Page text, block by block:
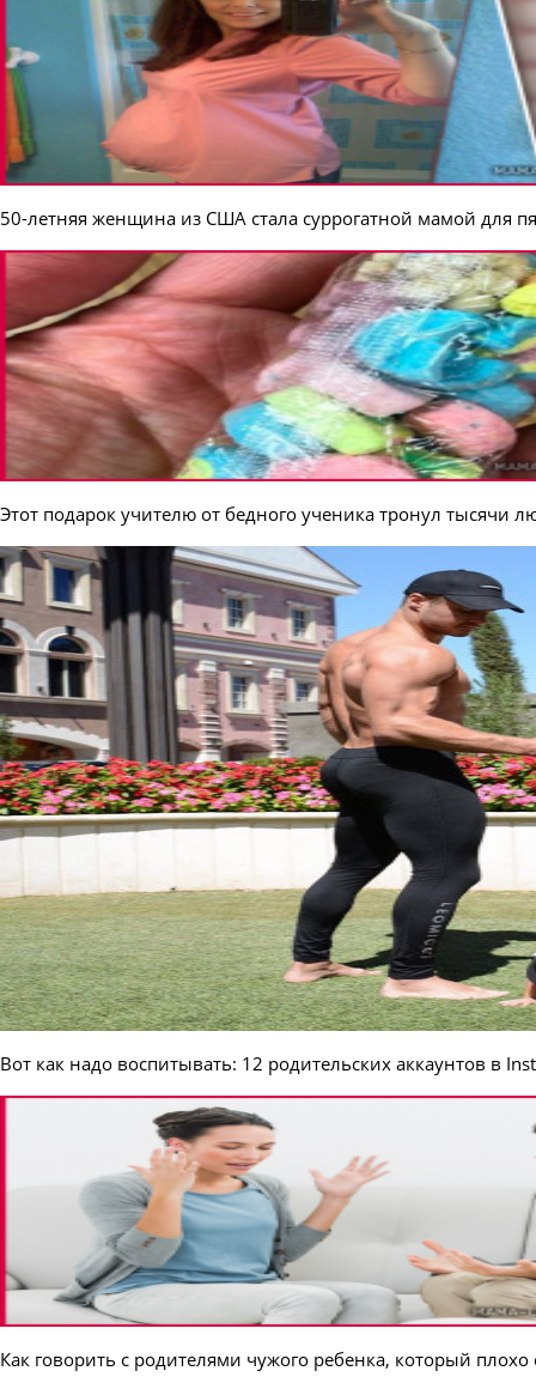
50-летняя женщина из США стала суррогатной мамой для
Этот подарок учителю от бедного ученика тронул тысячи
Вот как надо воспитывать: 12 родительских аккаунтов в
Как говорить с родителями чужого ребенка, который плохо